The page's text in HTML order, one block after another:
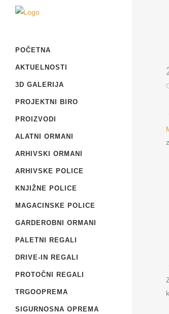
POČETNA
AKTUELNOSTI
3D GALERIJA
PROJEKTNI BIRO
PROIZVODI
ALATNI ORMANI
ARHIVSKI ORMANI
ARHIVSKE POLICE
KNJIŽNE POLICE
MAGACINSKE POLICE
GARDEROBNI ORMANI
PALETNI REGALI
DRIVE-IN REGALI
PROTOČNI REGALI
TRGOOPREMA
SIGURNOSNA OPREMA